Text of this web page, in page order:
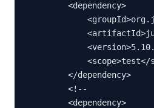
        <dependency>
<scope>test</
        </dependency>
        <!--
        <dependency>